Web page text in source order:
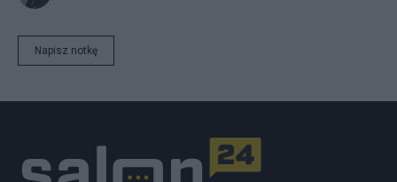
Napisz notkę